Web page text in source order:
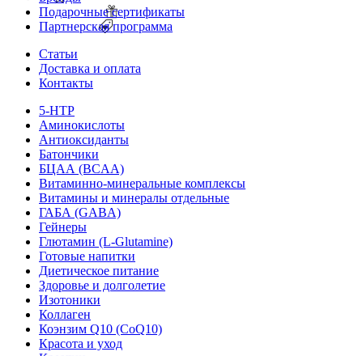
Подарочные сертификаты
Партнерская программа
Статьи
Доставка и оплата
Контакты
5-HTP
Аминокислоты
Антиоксиданты
Батончики
БЦАА (BCAA)
Витаминно-минеральные комплексы
Витамины и минералы отдельные
ГАБА (GABA)
Гейнеры
Глютамин (L-Glutamine)
Готовые напитки
Диетическое питание
Здоровье и долголетие
Изотоники
Коллаген
Коэнзим Q10 (CoQ10)
Красота и уход